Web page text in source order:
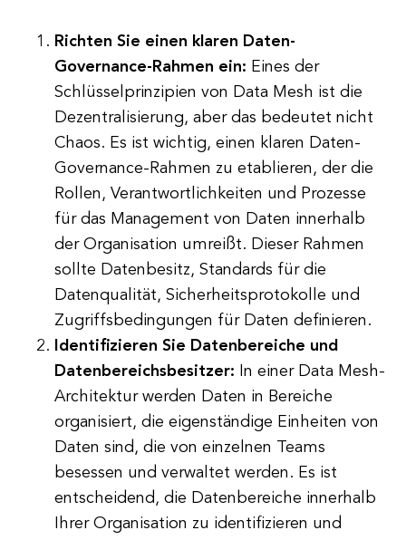
Richten Sie einen klaren Daten-
Governance-Rahmen ein: Eines der
Schlüsselprinzipien von Data Mesh ist die
Dezentralisierung, aber das bedeutet nicht
Chaos. Es ist wichtig, einen klaren Daten-
Governance-Rahmen zu etablieren, der die
Rollen, Verantwortlichkeiten und Prozesse
für das Management von Daten innerhalb
der Organisation umreißt. Dieser Rahmen
sollte Datenbesitz, Standards für die
Datenqualität, Sicherheitsprotokolle und
Zugriffsbedingungen für Daten definieren.
Identifizieren Sie Datenbereiche und
Datenbereichsbesitzer: In einer Data Mesh-
Architektur werden Daten in Bereiche
organisiert, die eigenständige Einheiten von
Daten sind, die von einzelnen Teams
besessen und verwaltet werden. Es ist
entscheidend, die Datenbereiche innerhalb
Ihrer Organisation zu identifizieren und